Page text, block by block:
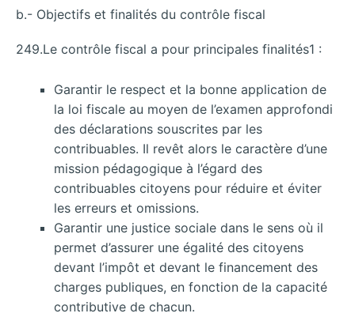
b.- Objectifs et finalités du contrôle fiscal
249.Le contrôle fiscal a pour principales finalités1 :
Garantir le respect et la bonne application de
la loi fiscale au moyen de l’examen approfondi
des déclarations souscrites par les
contribuables. Il revêt alors le caractère d’une
mission pédagogique à l’égard des
contribuables citoyens pour réduire et éviter
les erreurs et omissions.
Garantir une justice sociale dans le sens où il
permet d’assurer une égalité des citoyens
devant l’impôt et devant le financement des
charges publiques, en fonction de la capacité
contributive de chacun.